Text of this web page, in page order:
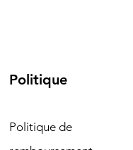
Politique
Politique de